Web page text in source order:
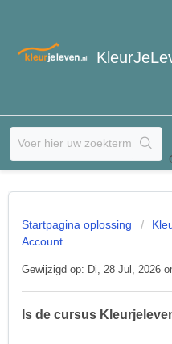
Startpagina oplossing
Account
Gewijzigd op: Di, 28 Jul, 2026
Is de cursus